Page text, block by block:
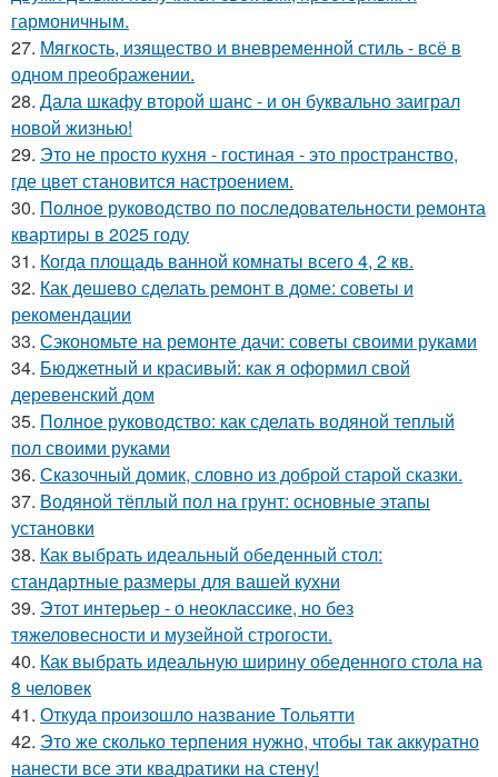
гармоничным.
27. Мягкость, изящество и вневременной стиль - всё в
одном преображении.
28. Дала шкафу второй шанс - и он буквально заиграл
новой жизнью!
29. Это не просто кухня - гостиная - это пространство,
где цвет становится настроением.
30. Полное руководство по последовательности ремонта
квартиры в 2025 году
31. Когда площадь ванной комнаты всего 4, 2 кв.
32. Как дешево сделать ремонт в доме: советы и
рекомендации
33. Сэкономьте на ремонте дачи: советы своими руками
34. Бюджетный и красивый: как я оформил свой
деревенский дом
35. Полное руководство: как сделать водяной теплый
пол своими руками
36. Сказочный домик, словно из доброй старой сказки.
37. Водяной тёплый пол на грунт: основные этапы
установки
38. Как выбрать идеальный обеденный стол:
стандартные размеры для вашей кухни
39. Этот интерьер - о неоклассике, но без
тяжеловесности и музейной строгости.
40. Как выбрать идеальную ширину обеденного стола на
8 человек
41. Откуда произошло название Тольятти
42. Это же сколько терпения нужно, чтобы так аккуратно
нанести все эти квадратики на стену!